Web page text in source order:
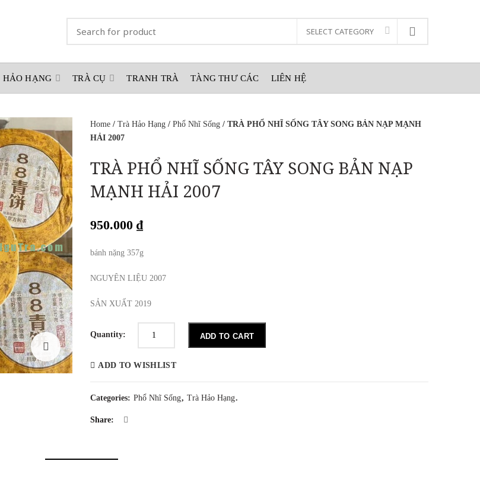
HẢO HẠNG TRÀ CỤ TRANH TRÀ TÀNG THƯ CÁC LIÊN HỆ
Home / Trà Hảo Hạng / Phổ Nhĩ Sống / TRÀ PHỔ NHĨ SỐNG TÂY SONG BẢN NẠP MẠNH
HẢI 2007
TRÀ PHỔ NHĨ SỐNG TÂY SONG BẢN NẠP
MẠNH HẢI 2007
950.000 ₫
bánh nặng 357g
NGUYÊN LIỆU 2007
SẢN XUẤT 2019
Quantity:
TRÀ
PHỔ
SỐNG
SONG
NẠP
MẠNH
HẢI
ADD TO CART
ADD TO WISHLIST
Categories: Phổ Nhĩ Sống, Trà Hảo Hạng.
Share: